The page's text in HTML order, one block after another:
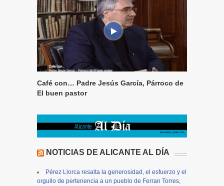
Café con… Padre Jesús García, Párroco de
El buen pastor
NOTICIAS DE ALICANTE AL DÍA
Pérez Llorca resalta la generosidad, el esfuerzo y el
orgullo de pertenencia a un pueblo de Ferran Torres,